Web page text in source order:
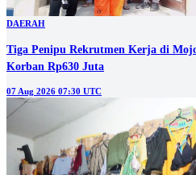
DAERAH
Tiga Penipu Rekrutmen Kerja di
Korban Rp630 Juta
07 Aug 2026 07:30 UTC